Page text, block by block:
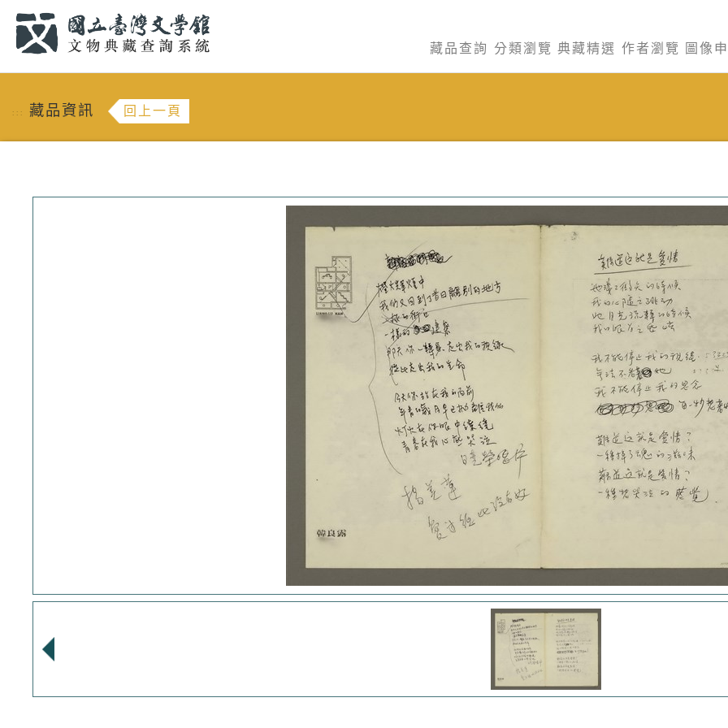
藏品查詢 分類瀏覽 典藏精選 作者瀏覽 圖像
::: 藏品資訊 回上一頁